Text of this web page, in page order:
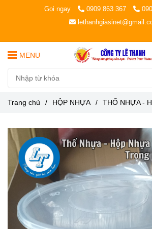
Gọi ngay 0909 863 367
MENU
Trang chủ / HỘP NHỰA / THỐ NHỰA -